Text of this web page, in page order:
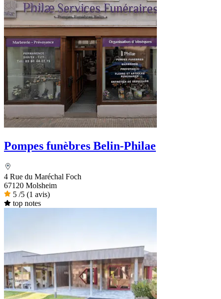
Pompes funèbres Belin-Philae
4 Rue du Maréchal Foch
67120 Molsheim
5 /5 (1 avis)
top notes